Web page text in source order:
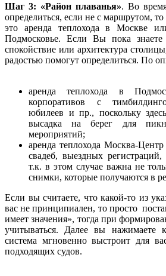
Шаг 3: «Район плаванья». Во
определиться, если не с маршрутом,
это аренда теплохода в Москве
Подмосковье. Если Вы пока
спокойствие или архитектура
радостью помогут определиться. По
аренда теплохода в
корпоративов с
юбилеев и пр., поскольку
высадка на берег для
мероприятий;
аренда теплохода Москва-
свадеб, выездных
т.к. в этом случае важна не
снимки, которые получаются в
Если вы считаете, что какой-то из
вас не принципиален, то просто
имеет значения», тогда при
учитываться. Далее вы нажимаете
система мгновенно выстроит для
подходящих судов.